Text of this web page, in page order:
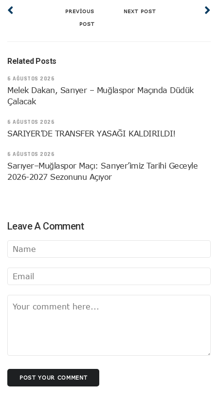
PREVIOUS
POST
NEXT POST
Related Posts
6 AĞUSTOS 2026
Melek Dakan, Sarıyer – Muğlaspor Maçında Düdük
Çalacak
6 AĞUSTOS 2026
SARIYER’DE TRANSFER YASAĞI KALDIRILDI!
6 AĞUSTOS 2026
Sarıyer–Muğlaspor Maçı: Sarıyer’imiz Tarihi Geceyle
2026-2027 Sezonunu Açıyor
Leave A Comment
POST YOUR COMMENT